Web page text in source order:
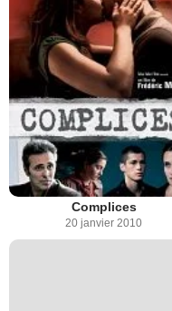
Complices
20 janvier 2010